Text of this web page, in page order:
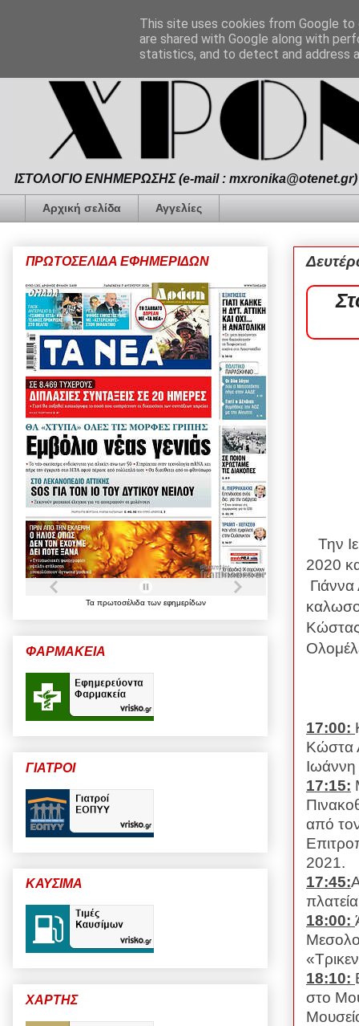
ΙΣΤΟΛΟΓΙΟ ΕΝΗΜΕΡΩΣΗΣ (e-mail :
Αρχική σελίδα Αγγελίες
Την
2020
17:00:
Κώστα
17:15:
από
2021.
17:45:
18:00:
18:10:
στο
ΠΡΩΤΟΣΕΛΙΔΑ ΕΦΗΜΕΡΙΔΩΝ
Τα πρωτοσέλιδα των εφημερίδων
ΦΑΡΜΑΚΕΙΑ
ΓΙΑΤΡΟΙ
ΚΑΥΣΙΜΑ
ΧΑΡΤΗΣ
This site uses cookies from Google
are shared with Google along with
statistics, and to detect and address